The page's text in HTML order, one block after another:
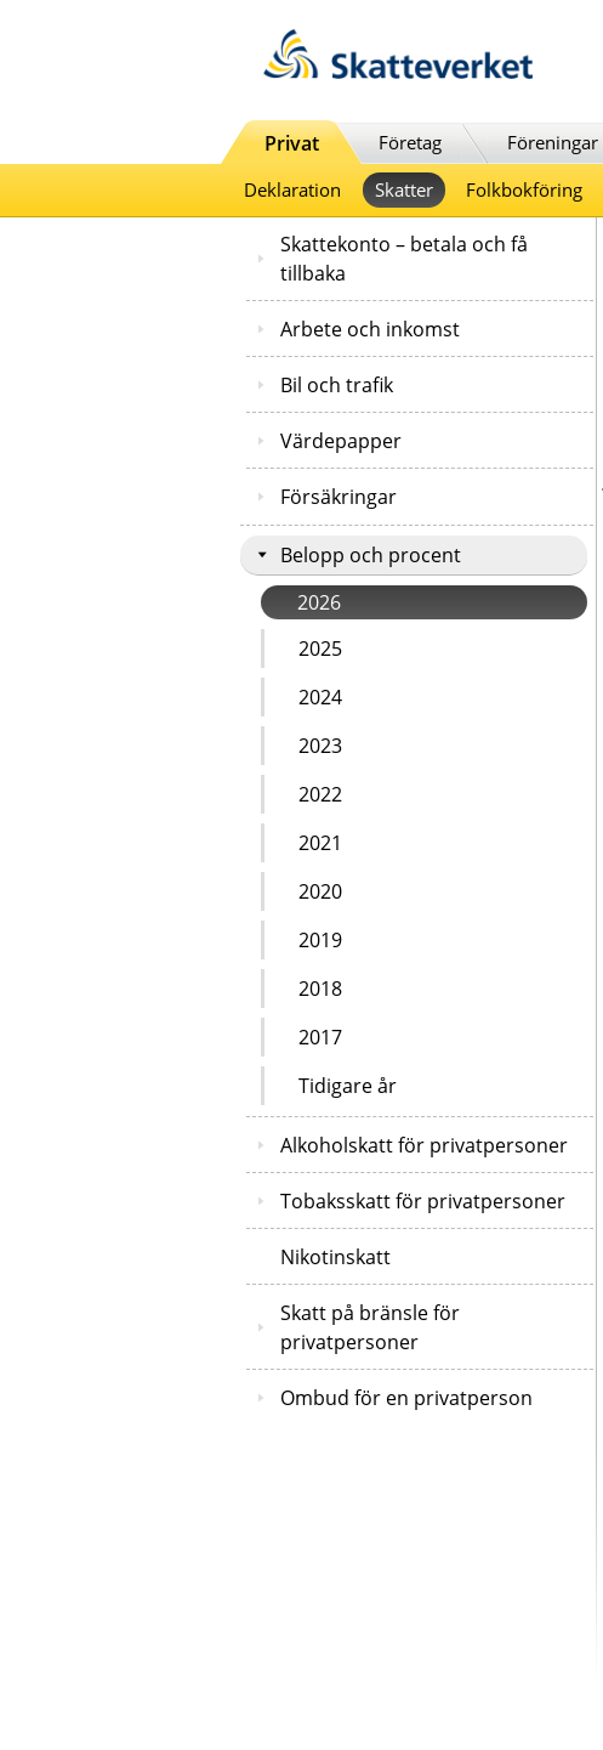
Privat Företag Föreningar
Deklaration
Skatter Folkbokföring
Skattekonto – betala och få
tillbaka
Arbete och inkomst
Bil och trafik
Värdepapper
Försäkringar
Belopp och procent
2026
2025
2024
2023
2022
2021
2020
2019
2018
2017
Tidigare år
Alkoholskatt för privatpersoner
Tobaksskatt för privatpersoner
Nikotinskatt
Skatt på bränsle för
privatpersoner
Ombud för en privatperson